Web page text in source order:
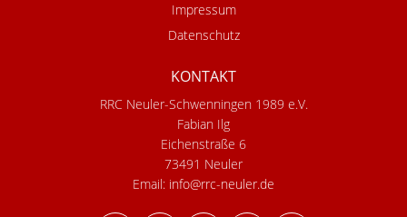
Impressum
Datenschutz
KONTAKT
RRC Neuler-Schwenningen 1989 e.V.
Fabian Ilg
Eichenstraße 6
73491 Neuler
Email: info@rrc-neuler.de